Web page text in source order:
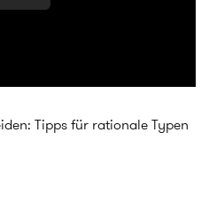
Tipps für rationale Typen